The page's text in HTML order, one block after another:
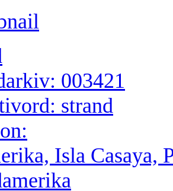
003421
strand
Isla Casaya,